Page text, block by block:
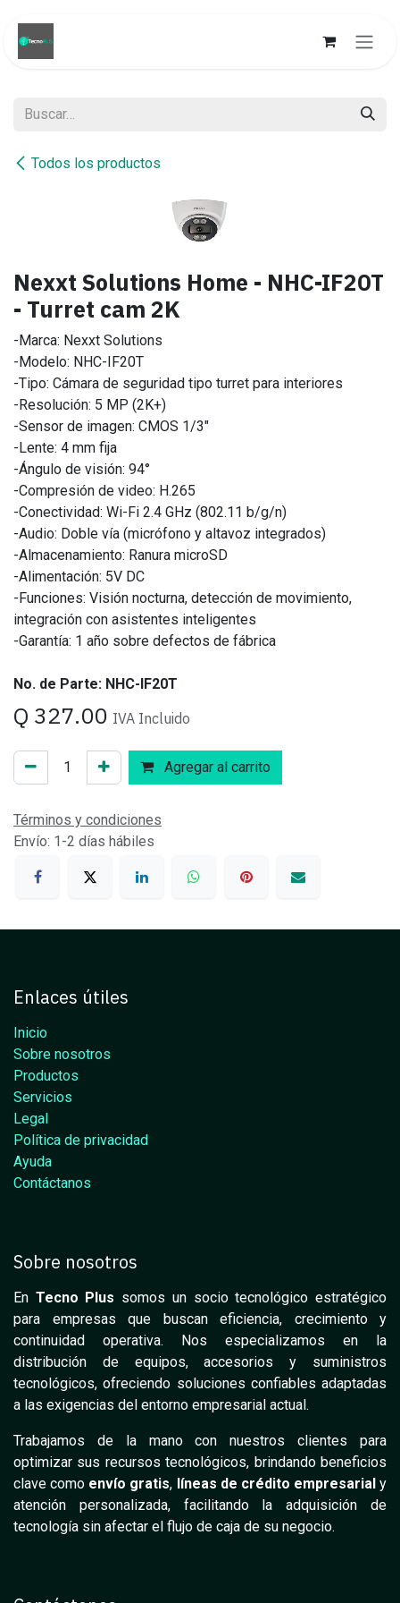
Todos los productos
Nexxt Solutions Home - NHC-IF20T
- Turret cam 2K
-Marca: Nexxt Solutions
-Modelo: NHC-IF20T
-Tipo: Cámara de seguridad tipo turret para interiores
-Resolución: 5 MP (2K+)
-Sensor de imagen: CMOS 1/3″
-Lente: 4 mm fija
-Ángulo de visión: 94°
-Compresión de video: H.265
-Conectividad: Wi-Fi 2.4 GHz (802.11 b/g/n)
-Audio: Doble vía (micrófono y altavoz integrados)
-Almacenamiento: Ranura microSD
-Alimentación: 5V DC
-Funciones: Visión nocturna, detección de movimiento,
integración con asistentes inteligentes
-Garantía: 1 año sobre defectos de fábrica
No. de Parte: NHC-IF20T
Q 327.00 IVA Incluido
Agregar al carrito
Términos y condiciones
Envío: 1-2 días hábiles
Enlaces útiles
Inicio
Sobre nosotros
Productos
Servicios
Legal
Política de privacidad
Ayuda
Contáctanos
Sobre nosotros
En Tecno Plus somos un socio tecnológico estratégico
para empresas que buscan eficiencia, crecimiento y
continuidad operativa. Nos especializamos en la
distribución de equipos, accesorios y suministros
tecnológicos, ofreciendo soluciones confiables adaptadas
a las exigencias del entorno empresarial actual.
Trabajamos de la mano con nuestros clientes para
optimizar sus recursos tecnológicos, brindando beneficios
clave como envío gratis, líneas de crédito empresarial y
atención personalizada, facilitando la adquisición de
tecnología sin afectar el flujo de caja de su negocio.